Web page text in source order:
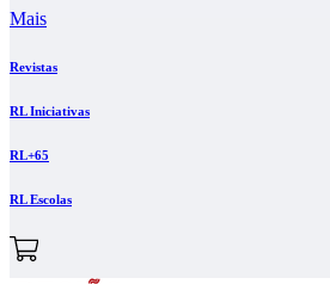
Mais
Revistas
RL Iniciativas
RL+65
RL Escolas